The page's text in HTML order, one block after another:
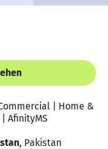
| Home &
AfinityMS
, Pakistan